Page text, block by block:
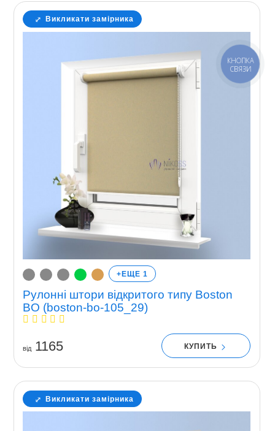
Викликати замірника
+ЕЩЕ 1
Рулонні штори відкритого типу Boston
BO (boston-bo-105_29)
вiд1165 КУПИТЬ
Викликати замірника
КНОПКА
СВЯЗИ